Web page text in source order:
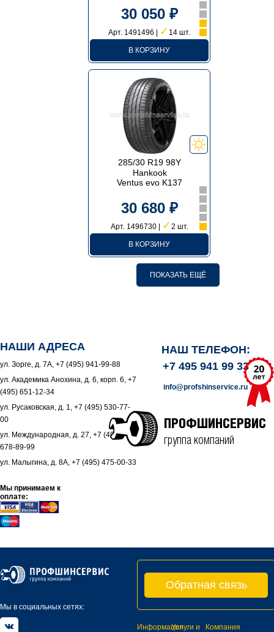
30 050 ₽
Арт. 1491496 | ✓ 14 шт.
В КОРЗИНУ
285/30 R19 98Y
Hankook
Ventus evo K137
30 680 ₽
Арт. 1496730 | ✓ 2 шт.
В КОРЗИНУ
ПОКАЗАТЬ ЕЩЁ
НАШИ АДРЕСА
ул. Зорге, д. 7А, +7 (495) 941-99-88
ул. Академика Анохина, д. 6, корп. 6, +7
(495) 651-12-34
ул. Русаковская, д. 1, +7 (495) 530-77-
00
ул. Международная, д. 27, +7 (495)
678-89-99
ул. Малыгина, д. 8А, +7 (495) 475-00-33
Мы принимаем к
оплате:
НАШ ТЕЛЕФОН:
+7 495 941 99 33
info@profshinservice.ru
ПРОФШИНСЕРВИС
группа компаний
Мы в социальных сетях:
Обратная связь
ИнформацияУслуги и
Компания